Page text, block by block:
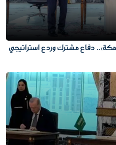
دفاع مشترك وردع استراتيجي